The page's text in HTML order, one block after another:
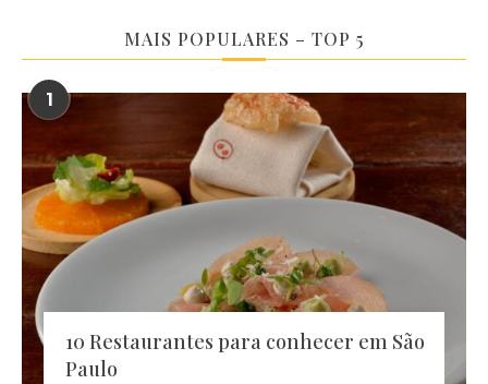
MAIS POPULARES – TOP 5
1
10 Restaurantes para conhecer em São
Paulo